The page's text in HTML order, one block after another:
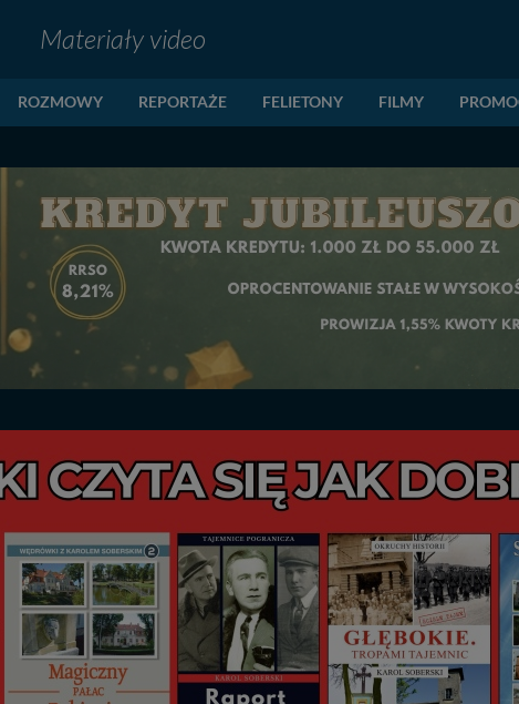
Materiały video
ROZMOWY REPORTAŻE FELIETONY FILMY